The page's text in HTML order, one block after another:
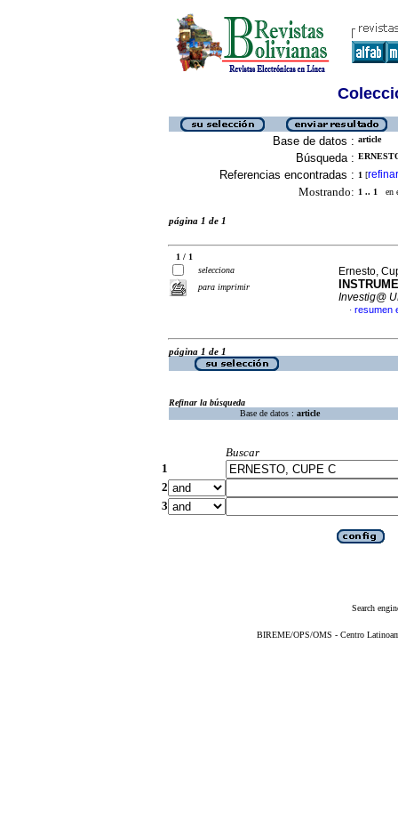
Base de datos : article
Búsqueda :
Referencias encontradas : 1 [refinar
Mostrando: 1 .. 1 en
página 1 de 1
1 / 1
selecciona
para imprimir
Ernesto,
Investig@
· resumen
página 1 de 1
Refinar la búsqueda
Base de datos : article
Buscar
1
2
3
Search
BIREME/OPS/OMS - Centro